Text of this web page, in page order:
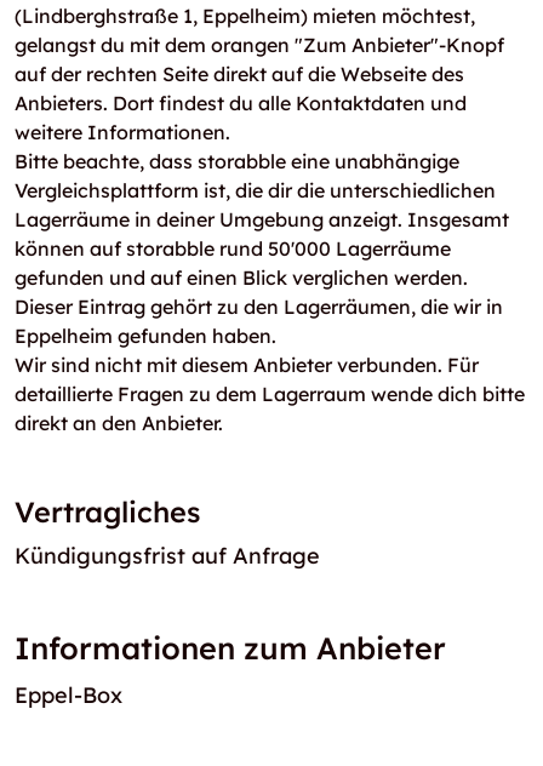
(Lindberghstraße 1, Eppelheim) mieten möchtest,
gelangst du mit dem orangen "Zum Anbieter"-Knopf
auf der rechten Seite direkt auf die Webseite des
Anbieters. Dort findest du alle Kontaktdaten und
weitere Informationen.
Bitte beachte, dass storabble eine unabhängige
Vergleichsplattform ist, die dir die unterschiedlichen
Lagerräume in deiner Umgebung anzeigt. Insgesamt
können auf storabble rund 50'000 Lagerräume
gefunden und auf einen Blick verglichen werden.
Dieser Eintrag gehört zu den Lagerräumen, die wir in
Eppelheim gefunden haben.
Wir sind nicht mit diesem Anbieter verbunden. Für
detaillierte Fragen zu dem Lagerraum wende dich bitte
direkt an den Anbieter.
Vertragliches
Kündigungsfrist auf Anfrage
Informationen zum Anbieter
Eppel-Box